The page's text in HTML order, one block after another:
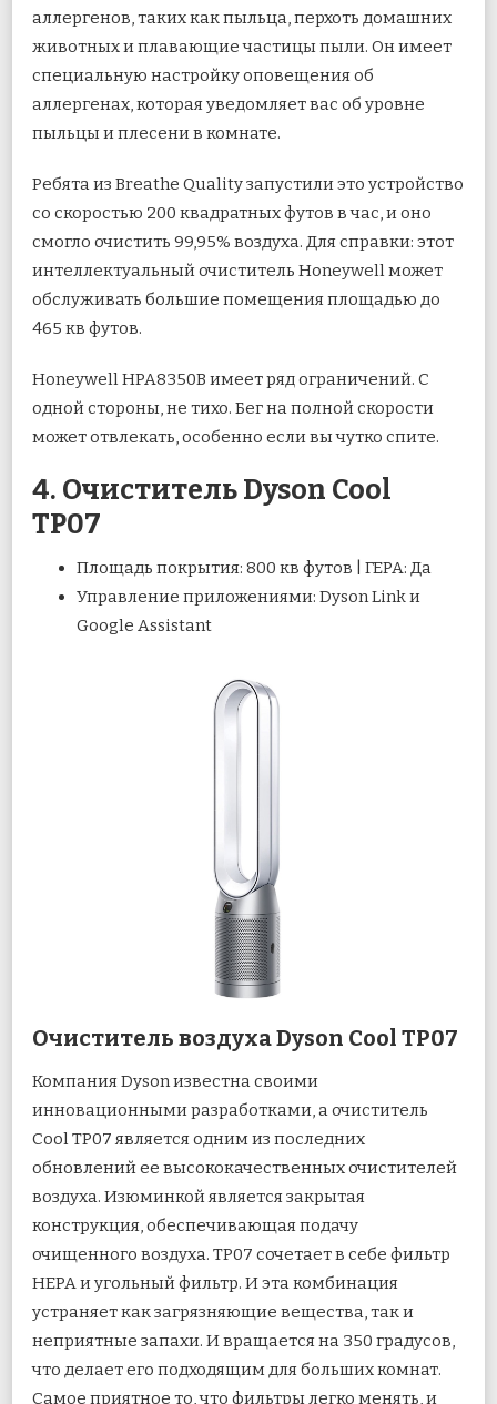
аллергенов, таких как пыльца, перхоть домашних
животных и плавающие частицы пыли. Он имеет
специальную настройку оповещения об
аллергенах, которая уведомляет вас об уровне
пыльцы и плесени в комнате.
Ребята из Breathe Quality запустили это устройство
со скоростью 200 квадратных футов в час, и оно
смогло очистить 99,95% воздуха. Для справки: этот
интеллектуальный очиститель Honeywell может
обслуживать большие помещения площадью до
465 кв футов.
Honeywell HPA8350B имеет ряд ограничений. С
одной стороны, не тихо. Бег на полной скорости
может отвлекать, особенно если вы чутко спите.
4. Очиститель Dyson Cool
TP07
Площадь покрытия: 800 кв футов | ГЕРА: Да
Управление приложениями: Dyson Link и
Google Assistant
Очиститель воздуха Dyson Cool TP07
Компания Dyson известна своими
инновационными разработками, а очиститель
Cool TP07 является одним из последних
обновлений ее высококачественных очистителей
воздуха. Изюминкой является закрытая
конструкция, обеспечивающая подачу
очищенного воздуха. TP07 сочетает в себе фильтр
HEPA и угольный фильтр. И эта комбинация
устраняет как загрязняющие вещества, так и
неприятные запахи. И вращается на 350 градусов,
что делает его подходящим для больших комнат.
Самое приятное то, что фильтры легко менять, и